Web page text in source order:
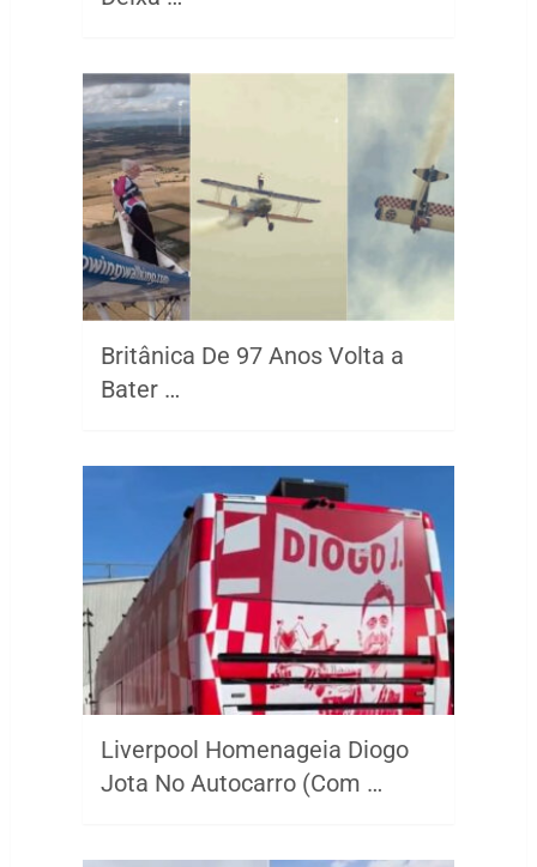
Britânica De 97 Anos Volta a
Bater …
Liverpool Homenageia Diogo
Jota No Autocarro (Com …